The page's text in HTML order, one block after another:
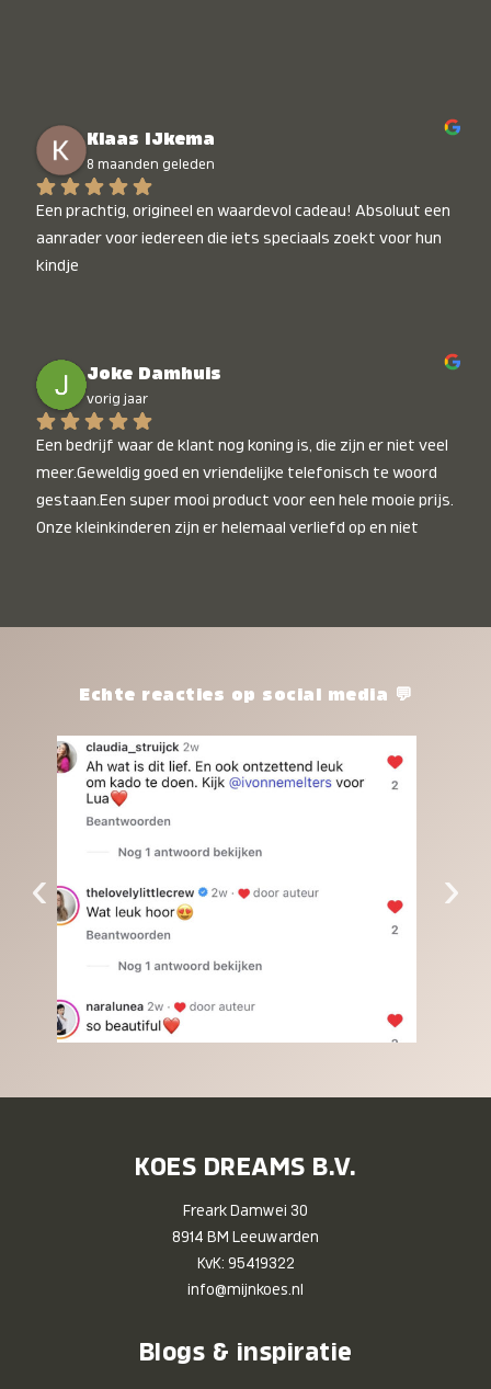
Klaas IJkema
8 maanden geleden
Een prachtig, origineel en waardevol cadeau! Absoluut een
aanrader voor iedereen die iets speciaals zoekt voor hun
kindje
Joke Damhuis
vorig jaar
Een bedrijf waar de klant nog koning is, die zijn er niet veel
meer.Geweldig goed en vriendelijke telefonisch te woord
gestaan.Een super mooi product voor een hele mooie prijs.
Onze kleinkinderen zijn er helemaal verliefd op en niet
het waard.Echte reacties op social media 💬
‹ ›
KOES DREAMS B.V.
Freark Damwei 30
8914 BM Leeuwarden
KvK: 95419322
info@mijnkoes.nl
Blogs & inspiratie